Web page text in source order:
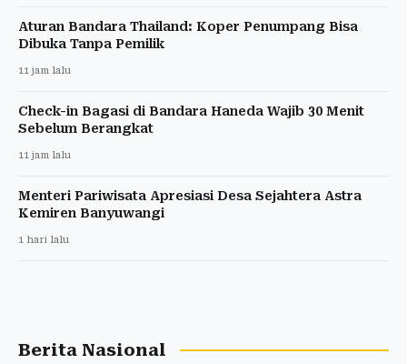
Aturan Bandara Thailand: Koper Penumpang Bisa
Dibuka Tanpa Pemilik
11 jam lalu
Check-in Bagasi di Bandara Haneda Wajib 30 Menit
Sebelum Berangkat
11 jam lalu
Menteri Pariwisata Apresiasi Desa Sejahtera Astra
Kemiren Banyuwangi
1 hari lalu
Berita Nasional